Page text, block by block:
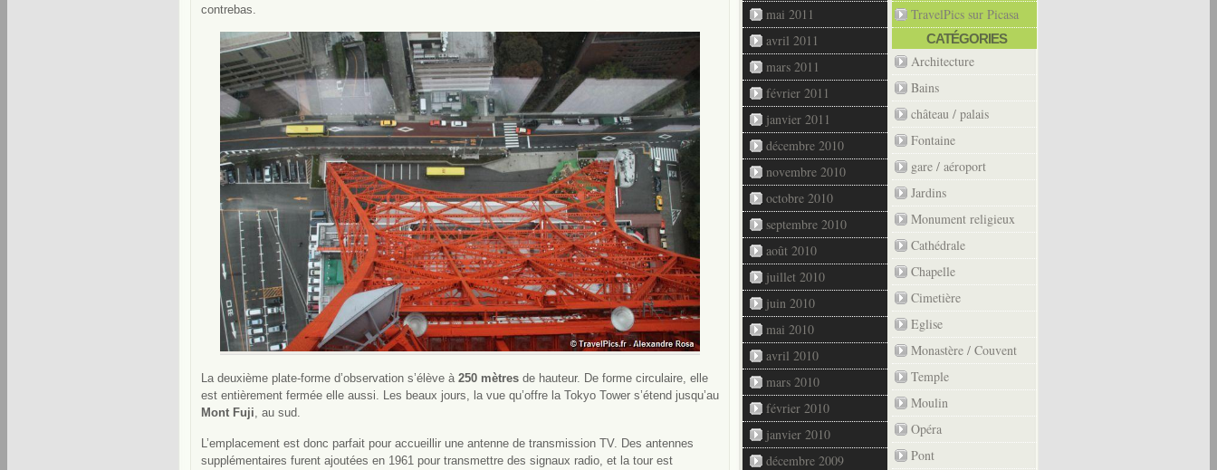
contrebas.
La deuxième plate-forme d’observation s’élève à 250 mètres de hauteur. De forme circulaire, elle
est entièrement fermée elle aussi. Les beaux jours, la vue qu’offre la Tokyo Tower s’étend jusqu’au
Mont Fuji, au sud.
L’emplacement est donc parfait pour accueillir une antenne de transmission TV. Des antennes
supplémentaires furent ajoutées en 1961 pour transmettre des signaux radio, et la tour est
mai 2011
avril 2011
mars 2011
février 2011
janvier 2011
décembre 2010
novembre 2010
octobre 2010
septembre 2010
août 2010
juillet 2010
juin 2010
mai 2010
avril 2010
mars 2010
février 2010
janvier 2010
décembre 2009
TravelPics sur Picasa
CATÉGORIES
Architecture
Bains
château / palais
Fontaine
gare / aéroport
Jardins
Monument religieux
Cathédrale
Chapelle
Cimetière
Eglise
Monastère / Couvent
Temple
Moulin
Opéra
Pont